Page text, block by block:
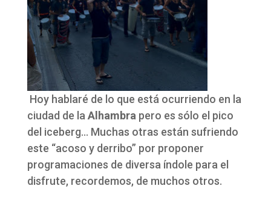
Hoy hablaré de lo que está ocurriendo en la
ciudad de la Alhambra pero es sólo el pico
del iceberg… Muchas otras están sufriendo
este “acoso y derribo” por proponer
programaciones de diversa índole para el
disfrute, recordemos, de muchos otros.